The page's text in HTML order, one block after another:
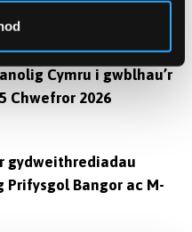
Cymru i gwblhau’r
Chwefror 2026
gydweithrediadau
Bangor ac M-